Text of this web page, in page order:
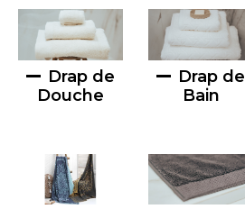
Drap de
Douche
Drap de
Bain